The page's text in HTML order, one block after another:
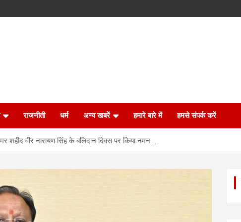
राजनीती धर्म अन्य खबरें हमारे बारे में हमसे संपर्क करें
शहीद वीर नारायण सिंह के बलिदान दिवस पर किया नमन….